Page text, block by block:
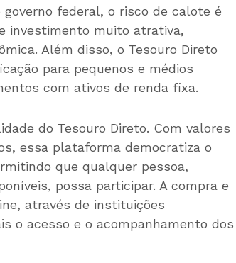
federal, o risco de calote é
investimento muito atrativa,
Além disso, o Tesouro Direto
para pequenos e médios
com ativos de renda fixa.
do Tesouro Direto. Com valores
essa plataforma democratiza o
que qualquer pessoa,
possa participar. A compra e
através de instituições
o acesso e o acompanhamento dos